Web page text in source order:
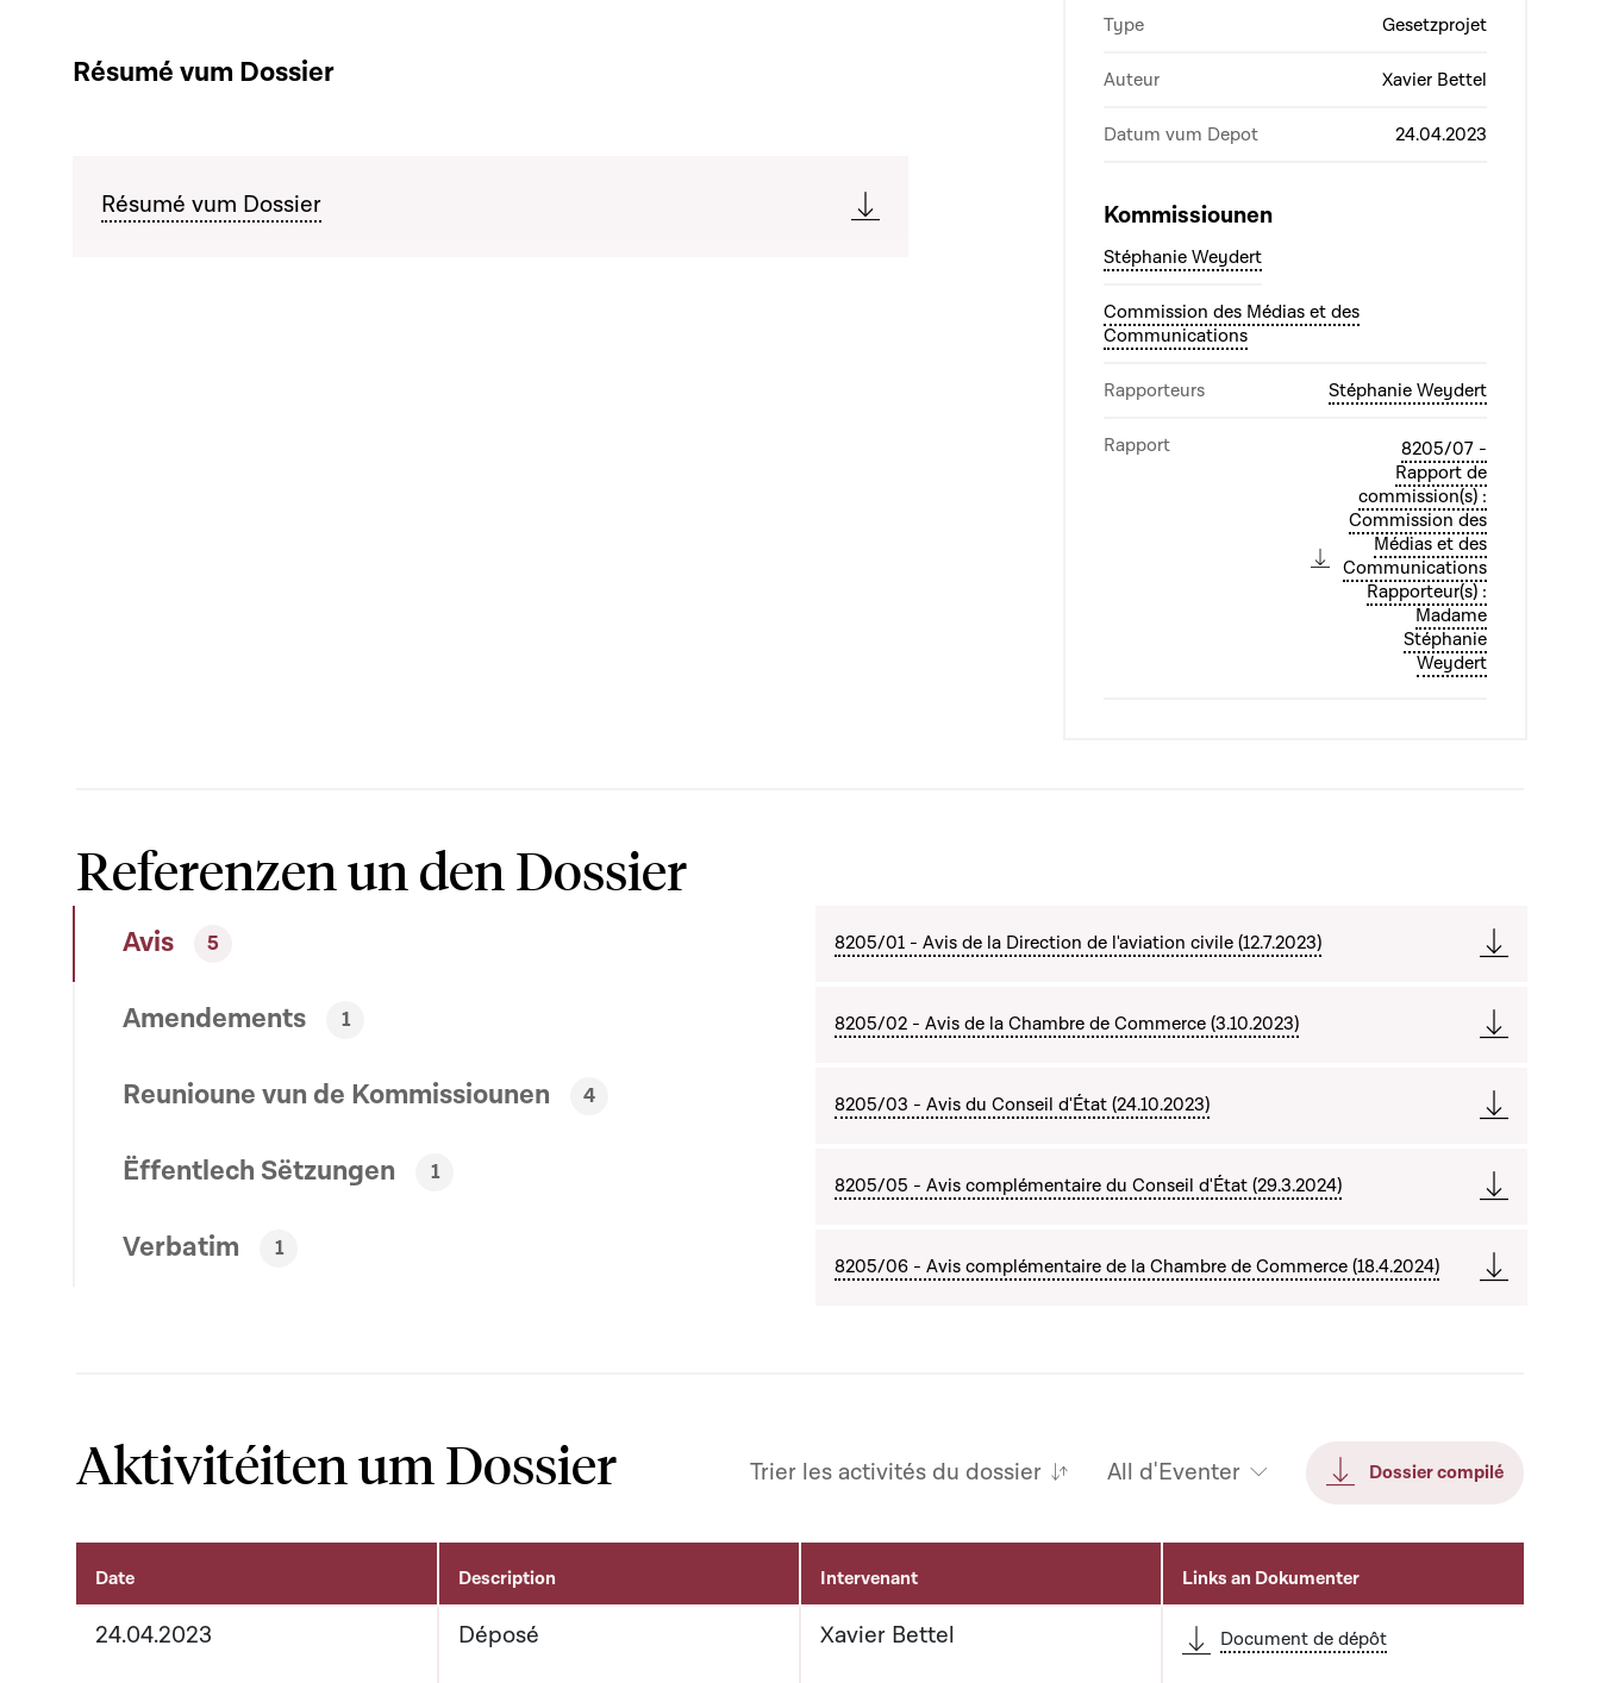
Résumé vum Dossier
Résumé vum Dossier
Type Gesetzprojet
Auteur Xavier Bettel
Datum vum Depot 24.04.2023
Kommissiounen
Stéphanie Weydert
Commission des Médias et des
Communications
Rapporteurs Stéphanie Weydert
Rapport
8205/07 -
Rapport de
commission(s) :
Commission des
Médias et des
Communications
Rapporteur(s) :
Madame
Stéphanie
Weydert
Referenzen un den Dossier
Avis 5
Amendements 1
Reunioune vun de Kommissiounen 4
Ëffentlech Sëtzungen 1
Verbatim 1
8205/01 - Avis de la Direction de l'aviation civile (12.7.2023)
8205/02 - Avis de la Chambre de Commerce (3.10.2023)
8205/03 - Avis du Conseil d'État (24.10.2023)
8205/05 - Avis complémentaire du Conseil d'État (29.3.2024)
8205/06 - Avis complémentaire de la Chambre de Commerce (18.4.2024)
Aktivitéiten um Dossier Trier les activités du dossier All d'Eventer Dossier compilé
Aktivitéiten um Dossier
Date Description Intervenant Links an Dokumenter
24.04.2023 Déposé Xavier Bettel Document de dépôt